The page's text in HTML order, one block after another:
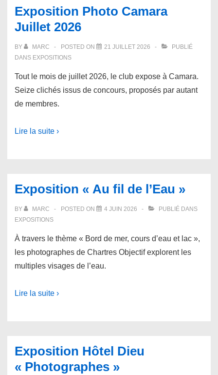
Exposition Photo Camara
Juillet 2026
BY MARC POSTED ON 21 JUILLET 2026
PUBLIÉ
DANS EXPOSITIONS
Tout le mois de juillet 2026, le club expose à Camara.
Seize clichés issus de concours, proposés par autant
de membres.
Lire la suite ›
Exposition « Au fil de l’Eau »
BY MARC POSTED ON 4 JUIN 2026
PUBLIÉ DANS
EXPOSITIONS
À travers le thème « Bord de mer, cours d’eau et lac »,
les photographes de Chartres Objectif explorent les
multiples visages de l’eau.
Lire la suite ›
Exposition Hôtel Dieu
« Photographes »